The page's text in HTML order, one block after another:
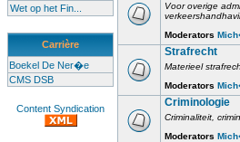
Wet op het Fin...
Carrière
Boekel De Ner�e
CMS DSB
Content Syndication
Voor overige
Moderators
Strafrecht
Materieel
Moderators
Criminologie
Criminaliteit,
Moderators